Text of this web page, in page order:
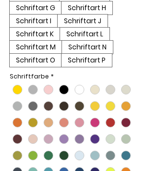
Schriftart G
Schriftart H
Schriftart I
Schriftart J
Schriftart K
Schriftart L
Schriftart M
Schriftart N
Schriftart O
Schriftart P
Schriftfarbe *